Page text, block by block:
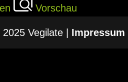
Vorschau
Vegilate | Impressum